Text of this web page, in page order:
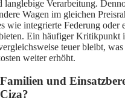
langlebige Verarbeitung.
Wagen im gleichen
wie integrierte Federung oder
Ein häufiger Kritikpunkt
teuer bleibt,
weiter erhöht.
und